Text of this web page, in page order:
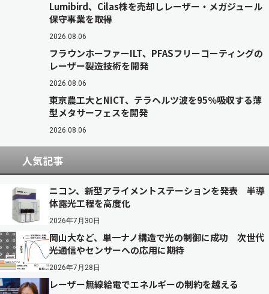
Lumibird、Cilas株を売却しレーザー・メガジュール
保守事業を取得
2026.08.06
フラウンホーファーILT、PFASフリーコーティングの
レーザー製造技術を開発
2026.08.06
東京農工大とNICT、テラヘルツ波を95％吸収する薄
型メタサーフェスを開発
2026.08.06
人気記事
ニコン、新型アライメントステーションを発表 半導
体露光工程を高度化
2026年7月30日
岡山大など、単一ナノ構造で光の制御に成功 次世代
光通信やセンサーへの応用に期待
2026年7月28日
レーザー無線給電でエネルギーの制約を越える